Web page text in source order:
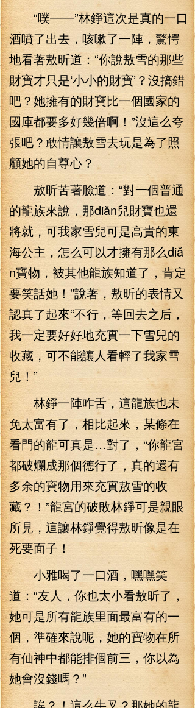
“噗——”林錚這次是真的一口
酒噴了出去，咳嗽了一陣，驚愕
地看著敖昕道：“你說敖雪的那些
財寶才只是‘小小的財寶’？沒搞錯
吧？她擁有的財寶比一個國家的
國庫都要多好幾倍啊！”沒這么夸
張吧？敢情讓敖雪去玩是為了照
顧她的自尊心？
敖昕苦著臉道：“對一個普通
的龍族來說，那diǎn兒財寶也還
將就，可我家雪兒可是高貴的東
海公主，怎么可以才擁有那么diǎ
n寶物，被其他龍族知道了，肯定
要笑話她！”說著，敖昕的表情又
認真了起來“不行，等回去之后，
我一定要好好地充實一下雪兒的
收藏，可不能讓人看輕了我家雪
兒！”
林錚一陣咋舌，這龍族也未
免太富有了，相比起來，某條在
看門的龍可真是…對了，“你龍宮
都破爛成那個德行了，真的還有
多余的寶物用來充實敖雪的收
藏？！”龍宮的破敗林錚可是親眼
所見，這讓林錚覺得敖昕像是在
死要面子！
小雅喝了一口酒，嘿嘿笑
道：“友人，你也太小看敖昕了，
她可是所有龍族里面最富有的一
個，準確來說呢，她的寶物在所
有仙神中都能排個前三，你以為
她會沒錢嗎？”